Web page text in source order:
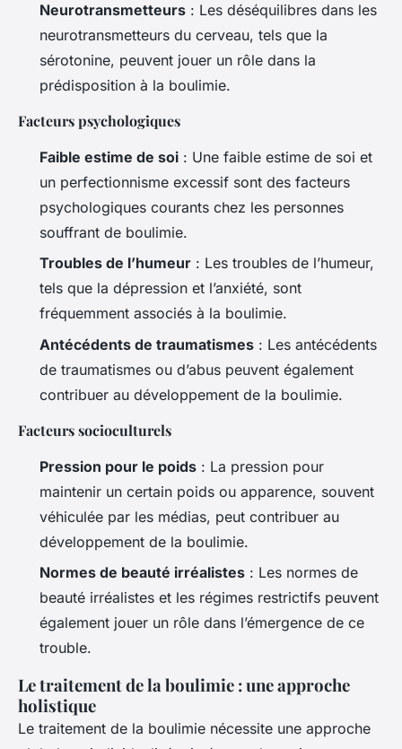
Neurotransmetteurs : Les déséquilibres dans les
neurotransmetteurs du cerveau, tels que la
sérotonine, peuvent jouer un rôle dans la
prédisposition à la boulimie.
Facteurs psychologiques
Faible estime de soi : Une faible estime de soi et
un perfectionnisme excessif sont des facteurs
psychologiques courants chez les personnes
souffrant de boulimie.
Troubles de l’humeur : Les troubles de l’humeur,
tels que la dépression et l’anxiété, sont
fréquemment associés à la boulimie.
Antécédents de traumatismes : Les antécédents
de traumatismes ou d’abus peuvent également
contribuer au développement de la boulimie.
Facteurs socioculturels
Pression pour le poids : La pression pour
maintenir un certain poids ou apparence, souvent
véhiculée par les médias, peut contribuer au
développement de la boulimie.
Normes de beauté irréalistes : Les normes de
beauté irréalistes et les régimes restrictifs peuvent
également jouer un rôle dans l’émergence de ce
trouble.
Le traitement de la boulimie : une approche
holistique
Le traitement de la boulimie nécessite une approche